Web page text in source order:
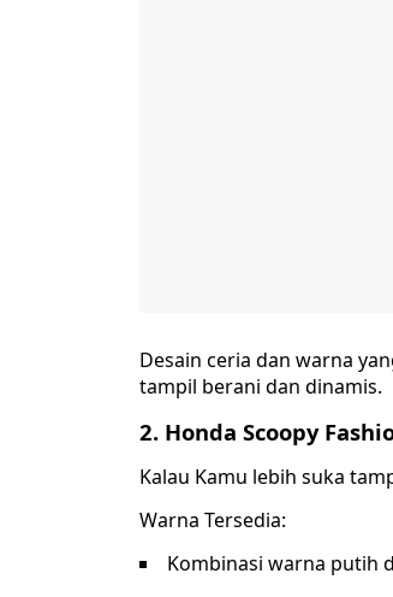
Desain ceria dan warna
tampil berani dan dinamis.
2. Honda Scoopy
Kalau Kamu lebih suka
Warna Tersedia:
Kombinasi warna putih